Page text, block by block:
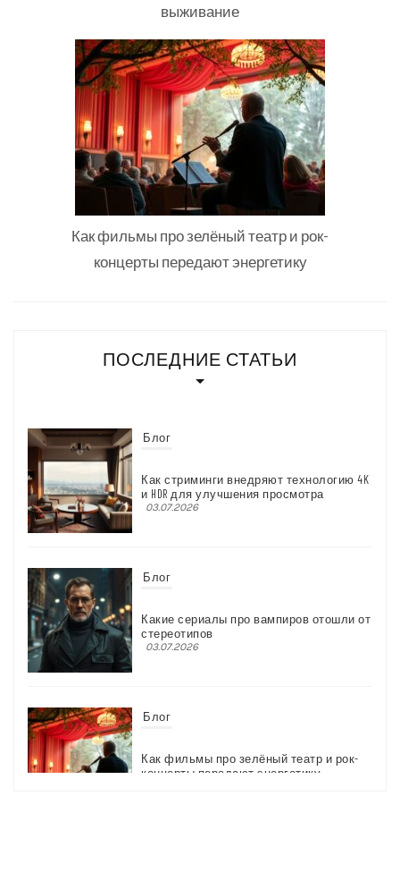
выживание
Как фильмы про зелёный театр и рок-
концерты передают энергетику
ПОСЛЕДНИЕ СТАТЬИ
Блог
Как стриминги внедряют технологию 4K
и HDR для улучшения просмотра
03.07.2026
Блог
Какие сериалы про вампиров отошли от
стереотипов
03.07.2026
Блог
Как фильмы про зелёный театр и рок-
концерты передают энергетику